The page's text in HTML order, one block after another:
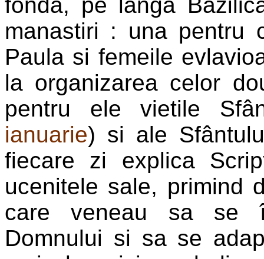
manastiri : una pentru
Paula si femeile
la organizarea celor
pentru ele vietile
ianuarie) si ale
fiecare zi explica
ucenitele sale, primind
care veneau sa se
Domnului si sa se